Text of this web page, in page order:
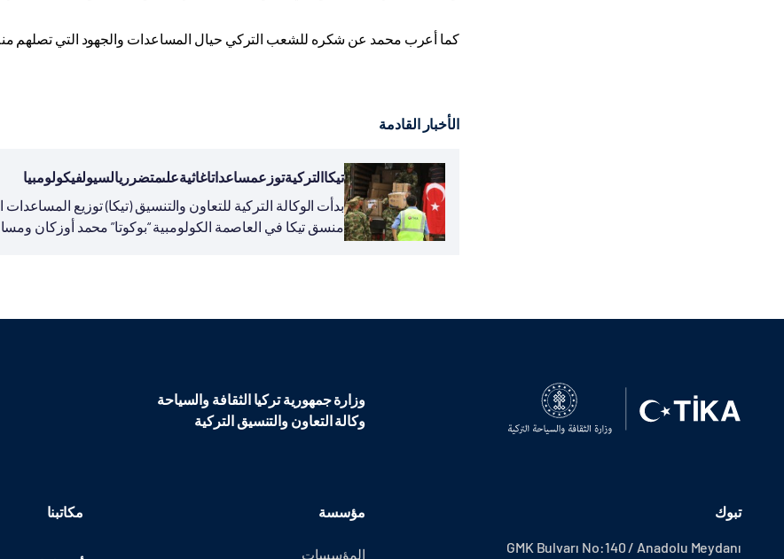
كما أعرب محمد عن شكره للشعب التركي حيال المساعدات والجهود التي تصلهم
الأخبار القادمة
تيكاالتركيةتوزعمساعداتاغاثيةعلىمتضرريالسيولفيكولومبيا
بدأت الوكالة التركية للتعاون والتنسيق (تيكا) توزيع
منسق تيكا في العاصمة الكولومبية “بوكوتا” محمد أوزكان
وزارة جمهورية تركيا الثقافة والسياحة
وكالة التعاون والتنسيق التركية
تبوك
GMK Bulvarı No:140 / Anadolu Meydanı
مؤسسة
المؤسسات
مكاتبنا